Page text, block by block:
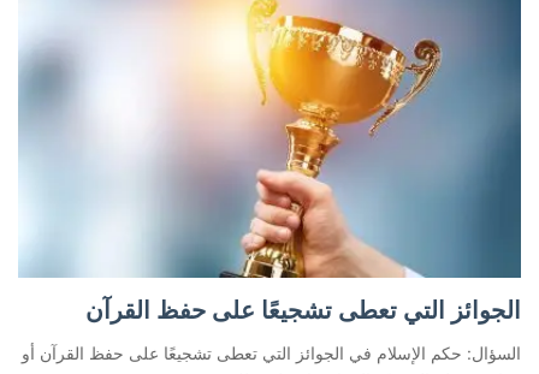
الجوائز التي تعطى تشجيعًا على حفظ القرآن
السؤال: حكم الإسلام في الجوائز التي تعطى تشجيعًا على حفظ القرآن أو